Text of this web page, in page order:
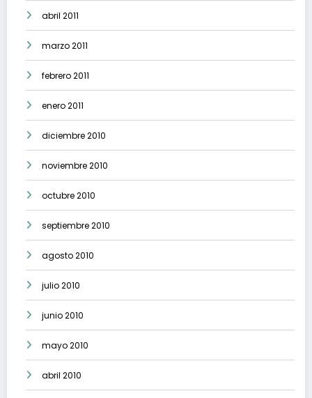
abril 2011
marzo 2011
febrero 2011
enero 2011
diciembre 2010
noviembre 2010
octubre 2010
septiembre 2010
agosto 2010
julio 2010
junio 2010
mayo 2010
abril 2010